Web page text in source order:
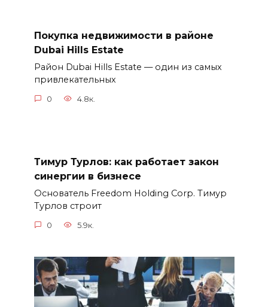
Покупка недвижимости в районе
Dubai Hills Estate
Район Dubai Hills Estate — один из самых
привлекательных
0 4.8к.
Тимур Турлов: как работает закон
синергии в бизнесе
Основатель Freedom Holding Corp. Тимур
Турлов строит
0 5.9к.